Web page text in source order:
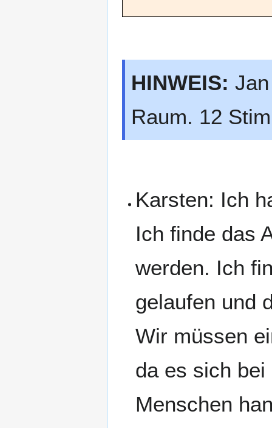
HINWEIS:
Raum. 12
Karsten: Ich
Ich finde das
werden. Ich
gelaufen und
Wir müssen
da es sich
Menschen